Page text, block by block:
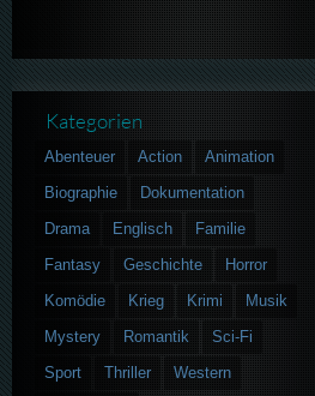
Kategorien
Abenteuer Action
Animation
Biographie
Dokumentation
Drama
Englisch
Familie
Fantasy
Geschichte
Horror
Komödie
Krieg Krimi
Musik
Mystery
Romantik
Sci-Fi
Sport
Thriller
Western